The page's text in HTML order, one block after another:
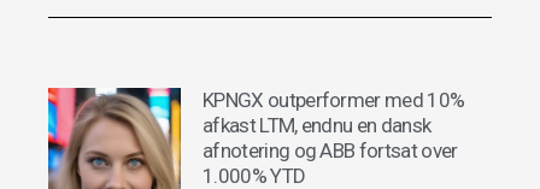
KPNGX outperformer med 10%
afkast LTM, endnu en dansk
afnotering og ABB fortsat over
1.000% YTD